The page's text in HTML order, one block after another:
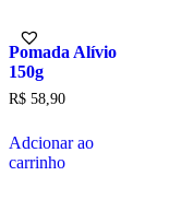
Pomada Alívio
150g
R$ 58,90
Adcionar ao
carrinho